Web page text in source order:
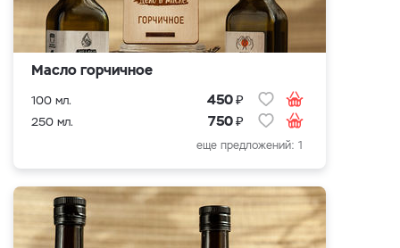
Масло горчичное
100 мл. 450₽
250 мл. 750₽
еще предложений: 1